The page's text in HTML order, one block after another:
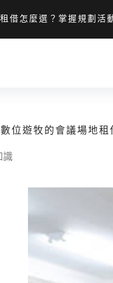
借怎麼選？掌握規劃活
位遊牧的會議場地租
識